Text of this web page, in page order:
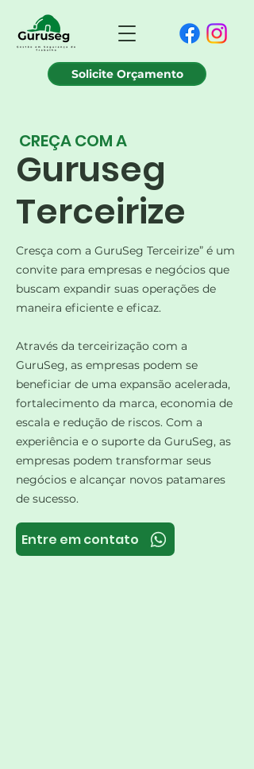
Solicite Orçamento
CREÇA COM A
Guruseg
Terceirize
Cresça com a GuruSeg Terceirize” é um
convite para empresas e negócios que
buscam expandir suas operações de
maneira eficiente e eficaz.
Através da terceirização com a
GuruSeg, as empresas podem se
beneficiar de uma expansão acelerada,
fortalecimento da marca, economia de
escala e redução de riscos. Com a
experiência e o suporte da GuruSeg, as
empresas podem transformar seus
negócios e alcançar novos patamares
de sucesso.​
Entre em contato